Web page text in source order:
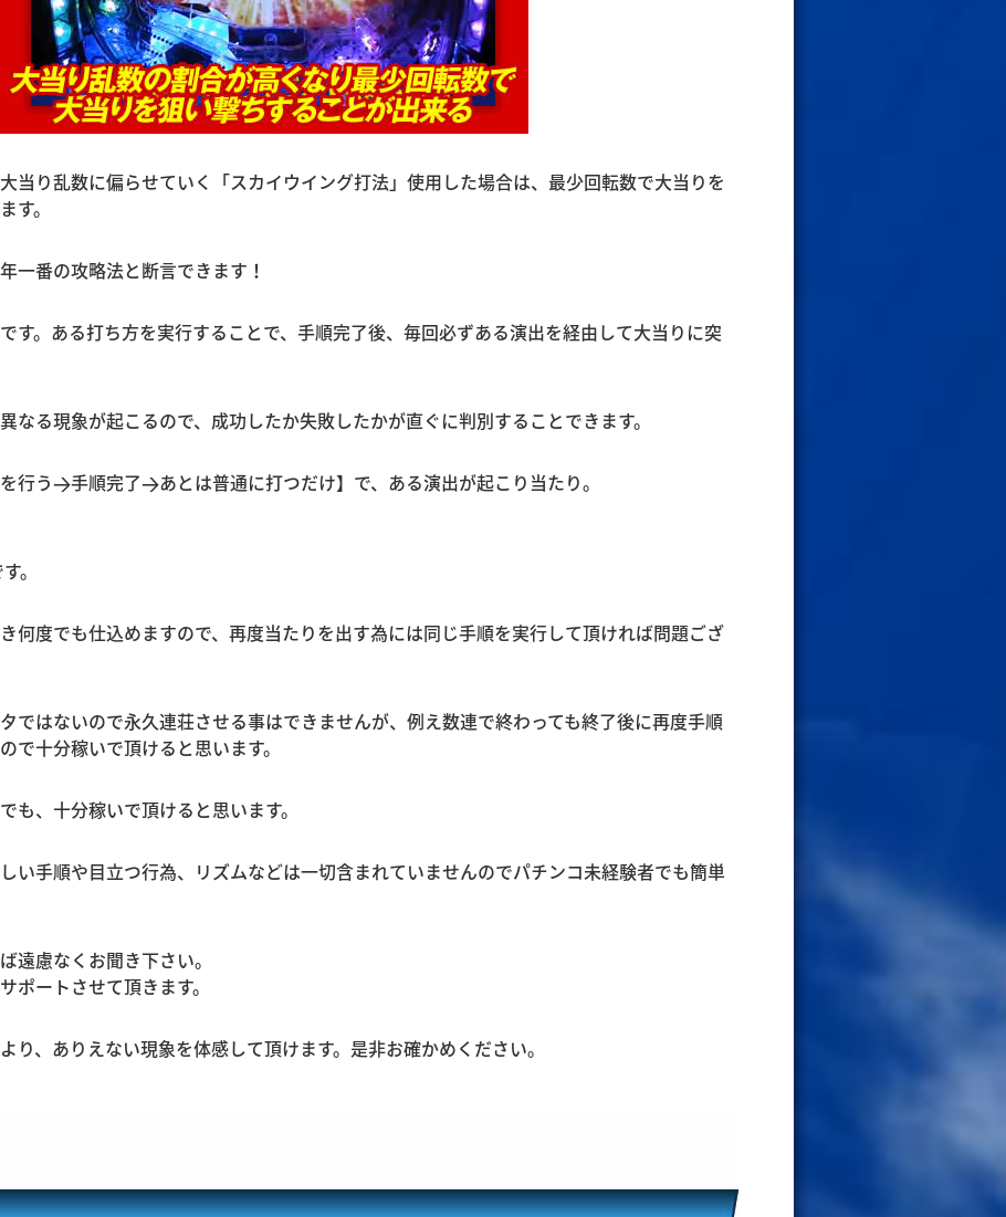
当り乱数に偏らせていく「スカイウイング打法」使用した場合は、最少回転数で大当りを
す。
一番の攻略法と断言できます！
す。ある打ち方を実行することで、手順完了後、毎回必ずある演出を経由して大当りに突
なる現象が起こるので、成功したか失敗したかが直ぐに判別することできます。
行う→手順完了→あとは普通に打つだけ】で、ある演出が起こり当たり。
。
何度でも仕込めますので、再度当たりを出す為には同じ手順を実行して頂ければ問題ござ
ではないので永久連荘させる事はできませんが、例え数連で終わっても終了後に再度手順
で十分稼いで頂けると思います。
も、十分稼いで頂けると思います。
い手順や目立つ行為、リズムなどは一切含まれていませんのでパチンコ未経験者でも簡単
遠慮なくお聞き下さい。
ポートさせて頂きます。
り、ありえない現象を体感して頂けます。是非お確かめください。